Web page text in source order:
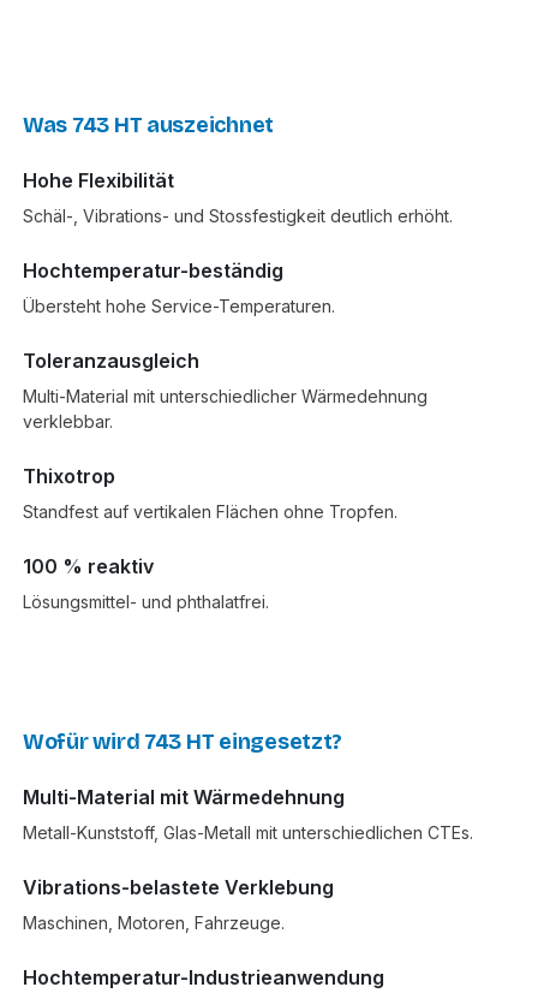
Was 743 HT auszeichnet
Hohe Flexibilität
Schäl-, Vibrations- und Stossfestigkeit deutlich erhöht.
Hochtemperatur-beständig
Übersteht hohe Service-Temperaturen.
Toleranzausgleich
Multi-Material mit unterschiedlicher Wärmedehnung
verklebbar.
Thixotrop
Standfest auf vertikalen Flächen ohne Tropfen.
100 % reaktiv
Lösungsmittel- und phthalatfrei.
Wofür wird 743 HT eingesetzt?
Multi-Material mit Wärmedehnung
Metall-Kunststoff, Glas-Metall mit unterschiedlichen CTEs.
Vibrations-belastete Verklebung
Maschinen, Motoren, Fahrzeuge.
Hochtemperatur-Industrieanwendung